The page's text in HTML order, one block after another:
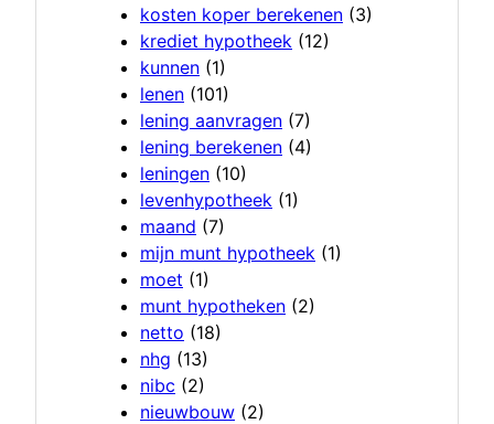
kosten koper berekenen (3)
krediet hypotheek (12)
kunnen (1)
lenen (101)
lening aanvragen (7)
lening berekenen (4)
leningen (10)
levenhypotheek (1)
maand (7)
mijn munt hypotheek (1)
moet (1)
munt hypotheken (2)
netto (18)
nhg (13)
nibc (2)
nieuwbouw (2)